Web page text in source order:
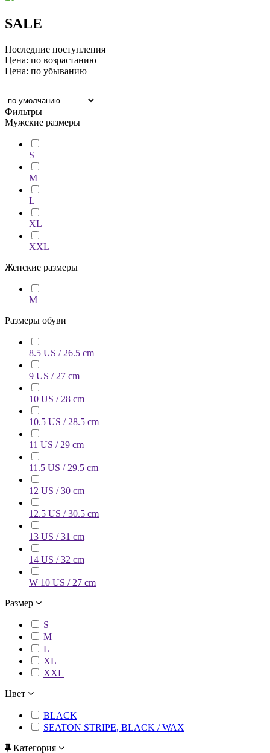
SALE
Последние поступления
Цена: по возрастанию
Цена: по убыванию
Фильтры
Мужские размеры
S
M
L
XL
XXL
Женские размеры
M
Размеры обуви
8.5 US / 26.5 cm
9 US / 27 cm
10 US / 28 cm
10.5 US / 28.5 cm
11 US / 29 cm
11.5 US / 29.5 cm
12 US / 30 cm
12.5 US / 30.5 cm
13 US / 31 cm
14 US / 32 cm
W 10 US / 27 cm
Размер
S
M
L
XL
XXL
Цвет
BLACK
SEATON STRIPE, BLACK / WAX
Категория